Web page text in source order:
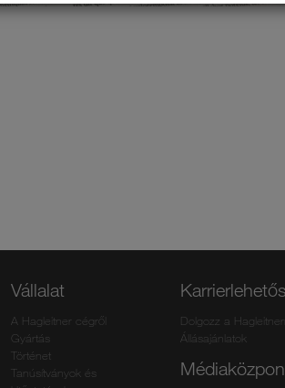
Vállalat
A Hagleitner cégről
Gyártás
Történet
Tanúsítványok és
Dolgozz a
Állásajánlatok